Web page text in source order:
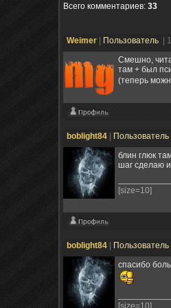
Всего комментариев: 33
Weimer Пользователь
|
Смешно,
там + был
(теперь
boblight84
Пользователь
блин глюк
шаг сделаю
[size=10]
boblight84
Пользователь
спасибо
[size=10]